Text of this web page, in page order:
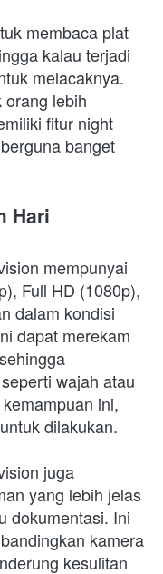
membaca plat
kalau terjadi
melacaknya.
orang lebih
fitur night
banget
Hari
mempunyai
Full HD (1080p),
dalam kondisi
dapat merekam
wajah atau
ini,
dilakukan.
juga
yang lebih jelas
dokumentasi. Ini
kamera
kesulitan